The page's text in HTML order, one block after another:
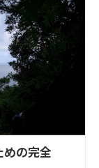
の完全